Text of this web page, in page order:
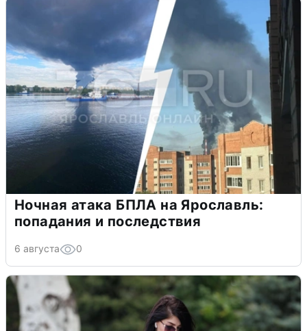
Ночная атака БПЛА на Ярославль:
попадания и последствия
6 августа 0